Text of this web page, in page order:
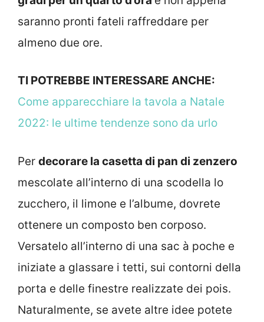
saranno pronti fateli raffreddare per
almeno due ore.
TI POTREBBE INTERESSARE ANCHE:
Come apparecchiare la tavola a Natale
2022: le ultime tendenze sono da urlo
Per decorare la casetta di pan di zenzero
mescolate all’interno di una scodella lo
zucchero, il limone e l’albume, dovrete
ottenere un composto ben corposo.
Versatelo all’interno di una sac à poche e
iniziate a glassare i tetti, sui contorni della
porta e delle finestre realizzate dei pois.
Naturalmente, se avete altre idee potete